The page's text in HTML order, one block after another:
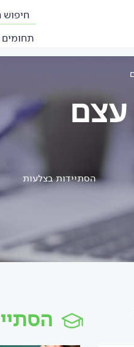
חיפוש
תחומים
עצם
הסתיידות בצלעות